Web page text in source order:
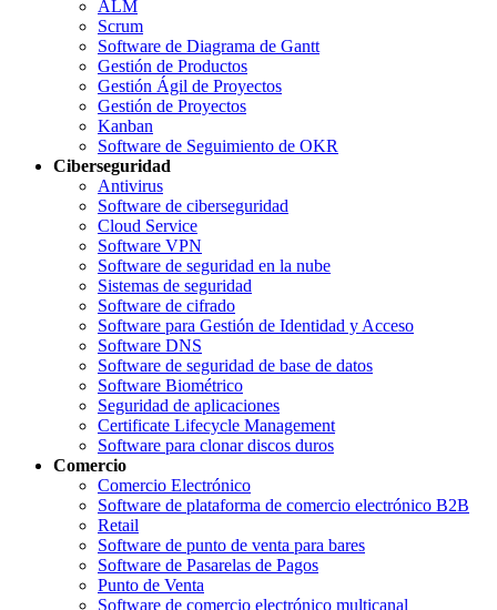
ALM
Scrum
Software de Diagrama de Gantt
Gestión de Productos
Gestión Ágil de Proyectos
Gestión de Proyectos
Kanban
Software de Seguimiento de OKR
Ciberseguridad
Antivirus
Software de ciberseguridad
Cloud Service
Software VPN
Software de seguridad en la nube
Sistemas de seguridad
Software de cifrado
Software para Gestión de Identidad y Acceso
Software DNS
Software de seguridad de base de datos
Software Biométrico
Seguridad de aplicaciones
Certificate Lifecycle Management
Software para clonar discos duros
Comercio
Comercio Electrónico
Software de plataforma de comercio electrónico B2B
Retail
Software de punto de venta para bares
Software de Pasarelas de Pagos
Punto de Venta
Software de comercio electrónico multicanal